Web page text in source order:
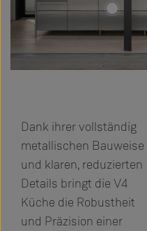
Dank ihrer vollständig
metallischen Bauweise
und klaren, reduzierten
Details bringt die V4
Küche die Robustheit
und Präzision einer